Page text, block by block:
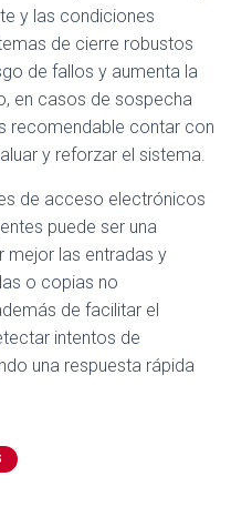
y las condiciones
de cierre robustos
de fallos y aumenta la
en casos de sospecha
recomendable contar con
y reforzar el sistema.
de acceso electrónicos
puede ser una
mejor las entradas y
o copias no
de facilitar el
intentos de
una respuesta rápida